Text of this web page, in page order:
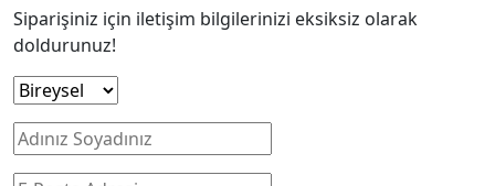
Siparişiniz için iletişim bilgilerinizi eksiksiz olarak
doldurunuz!